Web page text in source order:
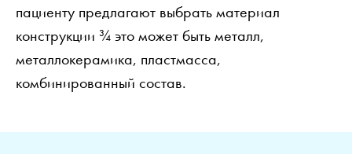
пациенту предлагают выбрать материал
конструкции ¾ это может быть металл,
металлокерамика, пластмасса,
комбинированный состав.